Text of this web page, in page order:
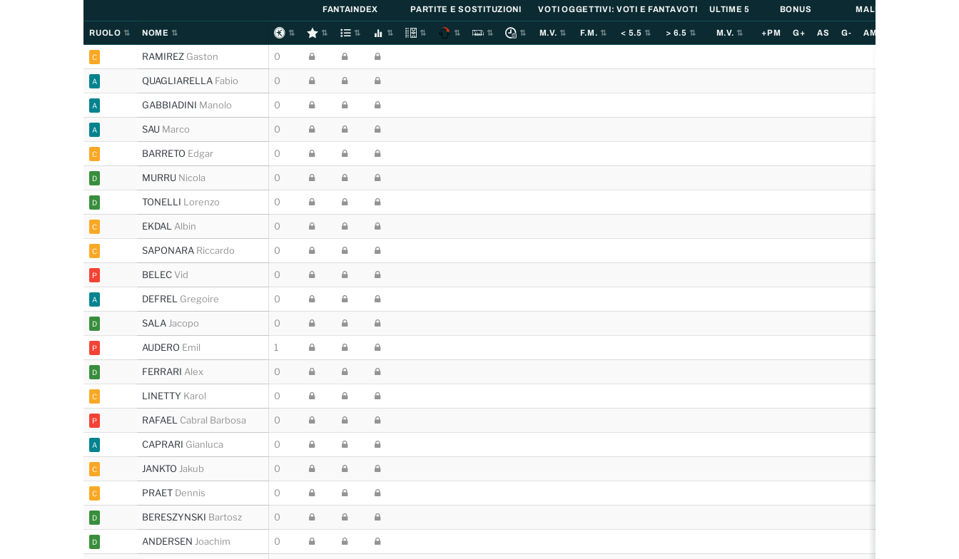
FANTAINDEX PARTITE E SOSTITUZIONI VOTI OGGETTIVI: VOTI E FANTAVOTI ULTIME 5 BONUS MALUS
RUOLO NOME M.V. F.M. < 5.5 > 6.5 M.V. +PM G+ AS G- AM
C RAMIREZ Gaston 0
A QUAGLIARELLA Fabio 0
A GABBIADINI Manolo 0
A SAU Marco 0
C BARRETO Edgar 0
D MURRU Nicola 0
D TONELLI Lorenzo 0
C EKDAL Albin 0
C SAPONARA Riccardo 0
P BELEC Vid 0
A DEFREL Gregoire 0
D SALA Jacopo 0
P AUDERO Emil 1
D FERRARI Alex 0
C LINETTY Karol 0
P RAFAEL Cabral Barbosa 0
A CAPRARI Gianluca 0
C JANKTO Jakub 0
C PRAET Dennis 0
D BERESZYNSKI Bartosz 0
D ANDERSEN Joachim 0